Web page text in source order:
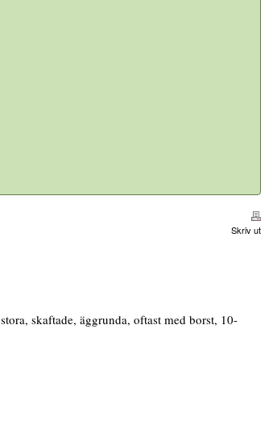
Skriv ut
stora, skaftade, äggrunda, oftast med borst, 10-